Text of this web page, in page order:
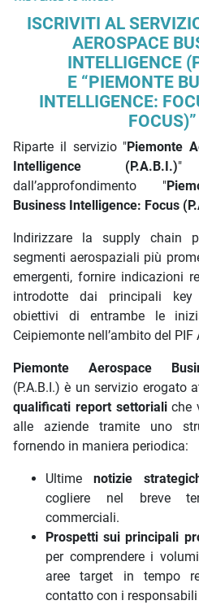
Descrizione
ISCRIVITI AL
AEROSPACE
INTELLIGENCE
E “PIEMONTE
INTELLIGENCE:
FOCUS)”
Riparte il servizio "Piemonte
Intelligence (P.A.B.I.)"
dall’approfondimento "
Business Intelligence: Focus
Indirizzare la supply chain
segmenti aerospaziali più
emergenti, fornire indicazioni
introdotte dai principali
obiettivi di entrambe le
Ceipiemonte nell’ambito del PIF
Piemonte Aerospace
(P.A.B.I.) è un servizio erogato
qualificati report settorialiche
alle aziende tramite uno
fornendo in maniera periodica:
Ultimenotizie
cogliere nel breve
commerciali.
Prospetti sui principali
per comprendere i
aree target in tempo
contatto con i